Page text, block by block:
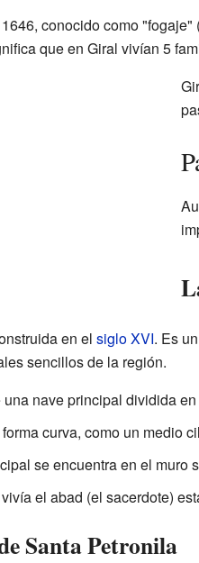
conocido como
que en Giral vivían 5
en el siglo XVI. Es
sencillos de la región.
nave principal dividida
curva, como un medio
se encuentra en el muro
el abad (el sacerdote)
Santa Petronila